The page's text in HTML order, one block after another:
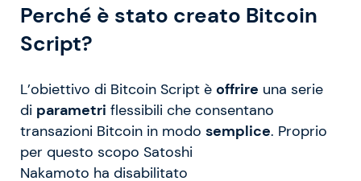
Perché è stato creato Bitcoin
Script?
L’obiettivo di Bitcoin Script è offrire una serie
di parametri flessibili che consentano
transazioni Bitcoin in modo semplice. Proprio
per questo scopo Satoshi
Nakamoto ha disabilitato